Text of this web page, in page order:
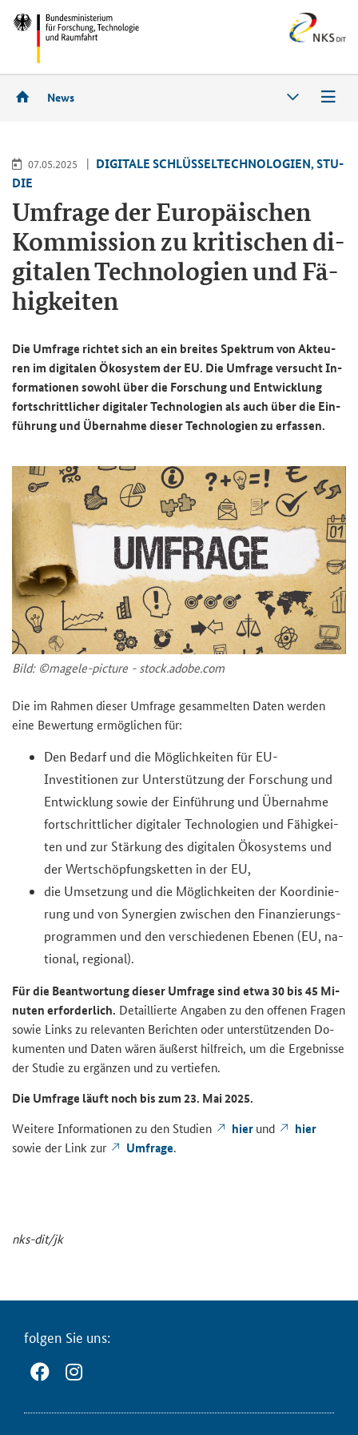
News
07.05.2025
DI­GI­TA­LE SCHLÜS­SEL­TECH­NO­LO­GIEN, STU­
DIE
Um­fra­ge der Eu­ro­päi­schen
Kom­mis­si­on zu kri­ti­schen di­
gi­ta­len Tech­no­lo­gien und Fä­
hig­kei­ten
Die Um­fra­ge rich­tet sich an ein brei­tes Spek­trum von Ak­teu­
ren im di­gi­ta­len Öko­sys­tem der EU. Die Um­fra­ge ver­sucht In­
for­ma­tio­nen so­wohl über die For­schung und Ent­wick­lung
fort­schritt­li­cher di­gi­ta­ler Tech­no­lo­gien als auch über die Ein­
füh­rung und Über­nah­me die­ser Tech­no­lo­gien zu er­fas­sen.
Bild: ©magele-​picture - stock.adobe.com
Die im Rah­men die­ser Um­fra­ge ge­sam­mel­ten Daten wer­den
eine Be­wer­tung er­mög­li­chen für:
Den Be­darf und die Mög­lich­kei­ten für EU-​
Investitionen zur Un­ter­stüt­zung der For­schung und
Ent­wick­lung sowie der Ein­füh­rung und Über­nah­me
fort­schritt­li­cher di­gi­ta­ler Tech­no­lo­gien und Fä­hig­kei­
ten und zur Stär­kung des di­gi­ta­len Öko­sys­tems und
der Wert­schöp­fungs­ket­ten in der EU,
die Um­set­zung und die Mög­lich­kei­ten der Ko­or­di­nie­
rung und von Syn­er­gien zwi­schen den Fi­nan­zie­rungs­
pro­gram­men und den ver­schie­de­nen Ebe­nen (EU, na­
tio­nal, re­gio­nal).
Für die Be­ant­wor­tung die­ser Um­fra­ge sind etwa 30 bis 45 Mi­
nu­ten er­for­der­lich. De­tail­lier­te An­ga­ben zu den of­fe­nen Fra­gen
sowie Links zu re­le­van­ten Be­rich­ten oder un­ter­stüt­zen­den Do­
ku­men­ten und Daten wären äu­ßerst hilf­reich, um die Er­geb­nis­se
der Stu­die zu er­gän­zen und zu ver­tie­fen.
Die Um­fra­ge läuft noch bis zum 23. Mai 2025.
Wei­te­re In­for­ma­tio­nen zu den Stu­di­en hierund hier
sowie der Link zur Um­fra­ge.
nks-​dit/jk
fol­gen Sie uns: